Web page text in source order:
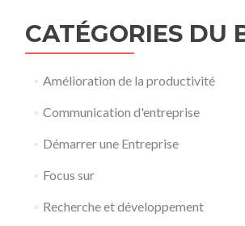
CATÉGORIES DU
Amélioration de la productivité
Communication d'entreprise
Démarrer une Entreprise
Focus sur
Recherche et développement